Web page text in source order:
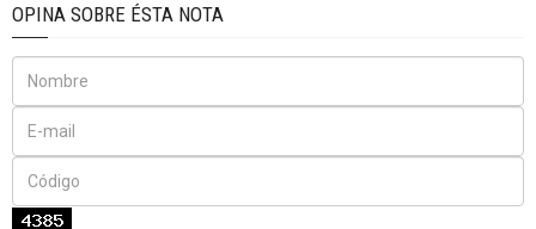
OPINA SOBRE ÉSTA NOTA